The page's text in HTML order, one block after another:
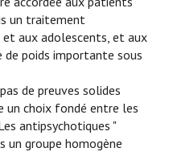
un traitement
aux adolescents, et aux
poids importante sous
de preuves solides
un choix fondé entre les
antipsychotiques "
un groupe homogène